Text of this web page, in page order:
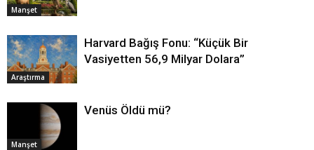
Manşet
Araştırma
Harvard Bağış Fonu: “Küçük Bir
Vasiyetten 56,9 Milyar Dolara”
Manşet
Venüs Öldü mü?